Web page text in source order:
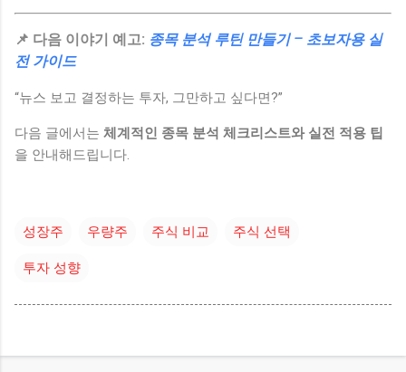
📌 다음 이야기 예고: 종목 분석 루틴 만들기 – 초보자용 실
전 가이드
“뉴스 보고 결정하는 투자, 그만하고 싶다면?”
다음 글에서는 체계적인 종목 분석 체크리스트와 실전 적용 팁
을 안내해드립니다.
성장주 우량주 주식 비교 주식 선택
투자 성향